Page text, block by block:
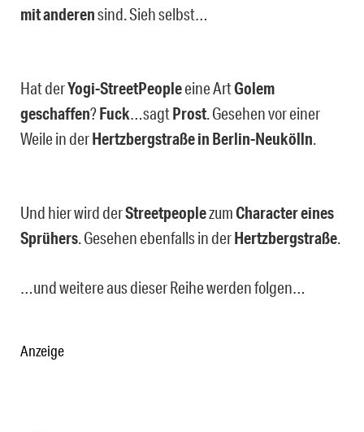
mit anderensind. Sieh selbst…
Hat derYogi-StreetPeopleeine ArtGolem
geschaffen?Fuck…sagtProst. Gesehen vor einer
Weile in derHertzbergstraße in Berlin-Neukölln.
Und hier wird derStreetpeoplezumCharacter eines
Sprühers. Gesehen ebenfalls in derHertzbergstraße.
…und weitere aus dieser Reihe werden folgen…
Anzeige